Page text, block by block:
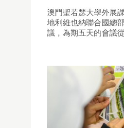
澳門聖若瑟大學外展
地利維也納聯合國總
議，為期五天的會議